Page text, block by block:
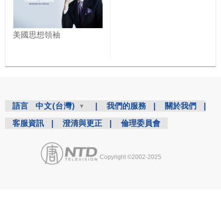
美國思想領袖
語言 中文(台灣) 我們的服務 關於我們
客服資訊 澄清與更正 倫理委員會
Copyright ©2002-2025